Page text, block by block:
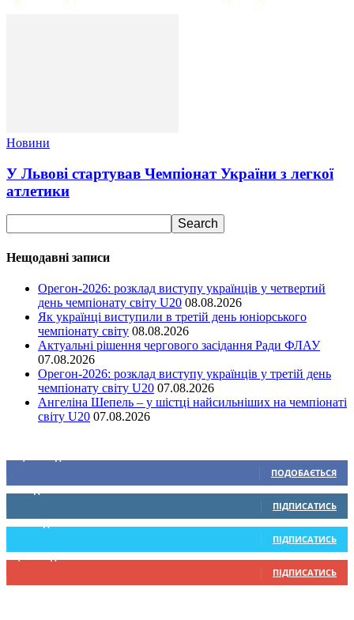
Новини
У Львові стартував Чемпіонат України з легкої
атлетики
Нещодавні записи
Орегон-2026: розклад виступу українців у четвертий
день чемпіонату світу U20 08.08.2026
Як українці виступили в третій день юніорського
чемпіонату світу 08.08.2026
Актуальні рішення чергового засідання Ради ФЛАУ
07.08.2026
Орегон-2026: розклад виступу українців у третій день
чемпіонату світу U20 07.08.2026
Ангеліна Шепель – у шістці найсильніших на чемпіонаті
світу U20 07.08.2026
ПОДОБАЄТЬСЯ
0 Підписників
ПІДПИСАТИСЬ
234 Підписників
ПІДПИСАТИСЬ
9,370 Підписників
ПІДПИСАТИСЬ